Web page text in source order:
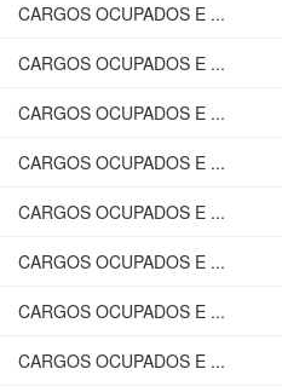
CARGOS OCUPADOS E ...
CARGOS OCUPADOS E ...
CARGOS OCUPADOS E ...
CARGOS OCUPADOS E ...
CARGOS OCUPADOS E ...
CARGOS OCUPADOS E ...
CARGOS OCUPADOS E ...
CARGOS OCUPADOS E ...